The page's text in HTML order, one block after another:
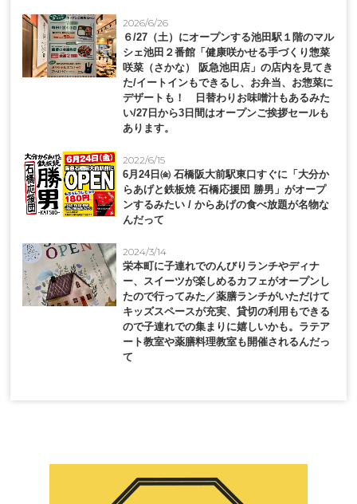
2026/6/26
６/27（土）にオープンする池田駅１階のマル
シェ池田２番館「健康咲かせる手づくり惣菜
咲菜（さかな） 阪急池田店」の店内を見てき
た/イートインもできるし、お弁当、お惣菜に
デザートも！ 日替わりお味噌汁もあるみた
い/27日から3日間はオープンご挨拶セールも
あります。
2022/6/15
6月24日㈮ 石橋阪大前駅東口すぐに「大分か
らあげと鉄板焼 石橋応援団 勝男」がオープ
ンするみたい / からあげの食べ放題が名物な
んだって
2024/3/14
栄本町に子連れでのんびりランチやディナ
ー、スイーツが楽しめるカフェがオープンし
たので行ってみた／薬膳ランチがいただけて
キッズスペースが充実、貸切の利用もできる
ので子連れでの集まりに嬉しいかも。ラテア
ート教室や薬膳料理教室も開催されるんだっ
て